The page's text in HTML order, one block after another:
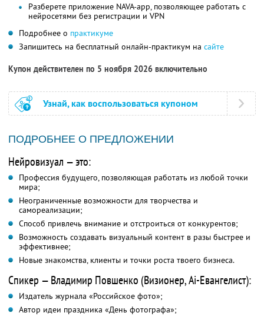
Разберете приложение NAVA-app, позволяющее работать с
нейросетями без регистрации и VPN
Подробнее о практикуме
Запишитесь на бесплатный онлайн-практикум на сайте
Купон действителен по 5 ноября 2026 включительно
Узнай, как воспользоваться купоном
ПОДРОБНЕЕ О ПРЕДЛОЖЕНИИ
Нейровизуал — это:
Профессия будущего, позволяющая работать из любой точки
мира;
Неограниченные возможности для творчества и
самореализации;
Способ привлечь внимание и отстроиться от конкурентов;
Возможность создавать визуальный контент в разы быстрее и
эффективнее;
Новые знакомства, клиенты и точки роста твоего бизнеса.
Спикер — Владимир Повшенко (Визионер, Ai-Евангелист):
Издатель журнала «Российское фото»;
Автор идеи праздника «День фотографа»;